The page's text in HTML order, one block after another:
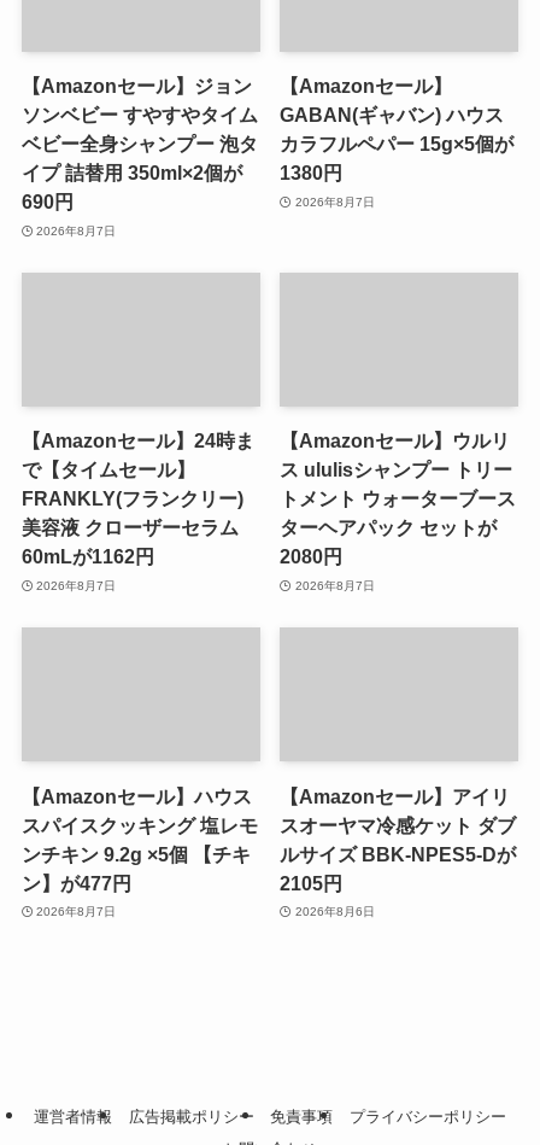
【Amazonセール】ジョン
ソンベビー すやすやタイム
ベビー全身シャンプー 泡タ
イプ 詰替用 350ml×2個が
690円
2026年8月7日
【Amazonセール】
GABAN(ギャバン) ハウス
カラフルペパー 15g×5個が
1380円
2026年8月7日
【Amazonセール】24時ま
で【タイムセール】
FRANKLY(フランクリー)
美容液 クローザーセラム
60mLが1162円
2026年8月7日
【Amazonセール】ウルリ
ス ululisシャンプー トリー
トメント ウォーターブース
ターヘアパック セットが
2080円
2026年8月7日
【Amazonセール】ハウス
スパイスクッキング 塩レモ
ンチキン 9.2g ×5個 【チキ
ン】が477円
2026年8月7日
【Amazonセール】アイリ
スオーヤマ冷感ケット ダブ
ルサイズ BBK-NPES5-Dが
2105円
2026年8月6日
運営者情報 広告掲載ポリシー 免責事項
プライバシーポリシー